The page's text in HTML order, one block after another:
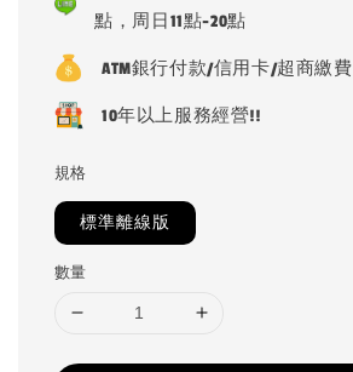
點，周日11點-20點
ATM銀行付款/信用卡/超商繳費
10年以上服務經營!!
規格
標準離線版
數量